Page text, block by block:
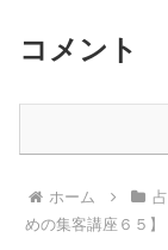
コメント
ホーム
めの集客講座６５】